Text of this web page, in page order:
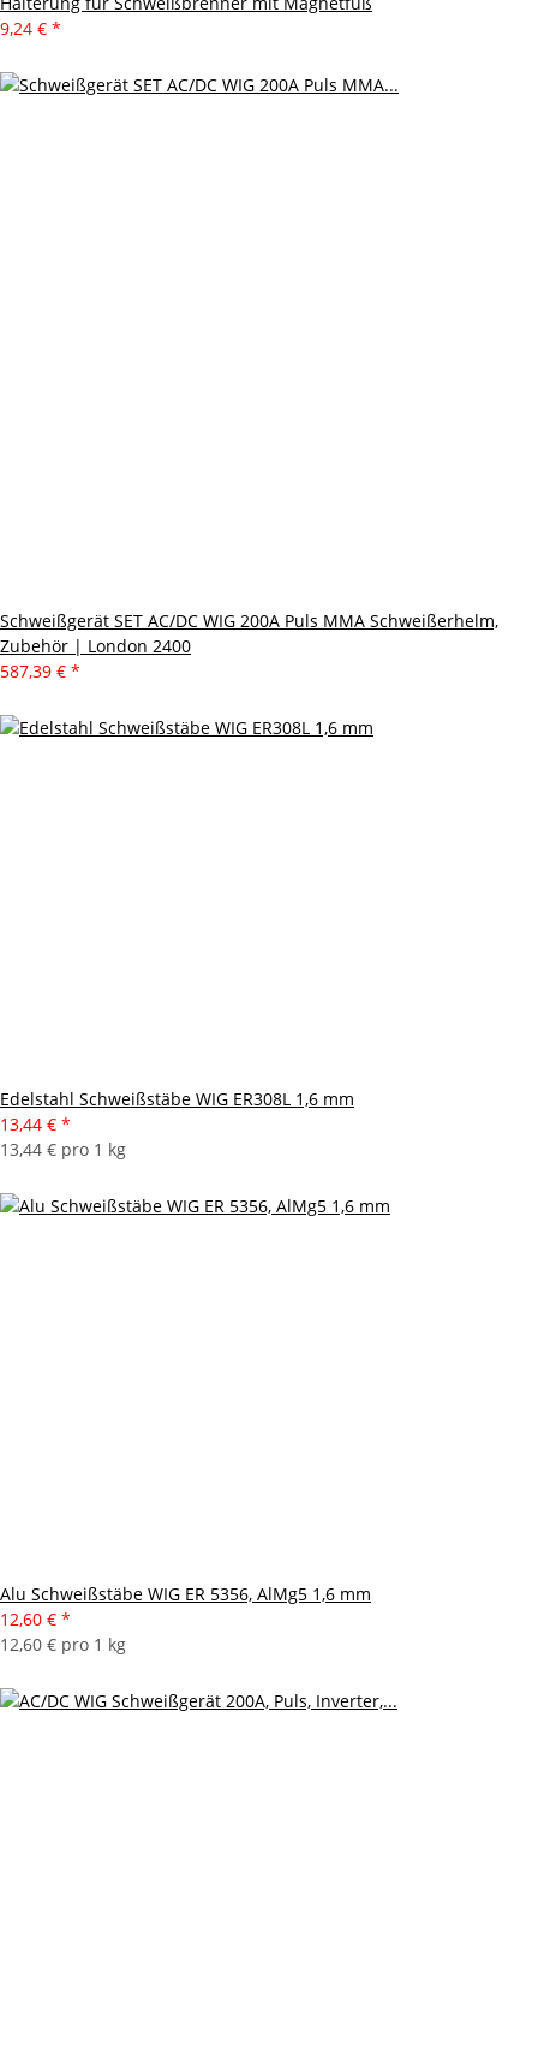
9,24 € *
Schweißgerät SET AC/DC WIG 200A Puls MMA Schweißerhelm,
Zubehör | London 2400
587,39 € *
Edelstahl Schweißstäbe WIG ER308L 1,6 mm
13,44 € *
13,44 € pro 1 kg
Alu Schweißstäbe WIG ER 5356, AlMg5 1,6 mm
12,60 € *
12,60 € pro 1 kg